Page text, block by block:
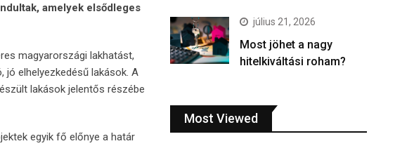
amelyek elsődleges
magyarországi lakhatást,
jó elhelyezkedésű lakások. A
lakások jelentős részébe
egyik fő előnye a határ
július 21, 2026
Most jöhet a nagy
hitelkiváltási roham?
Most Viewed